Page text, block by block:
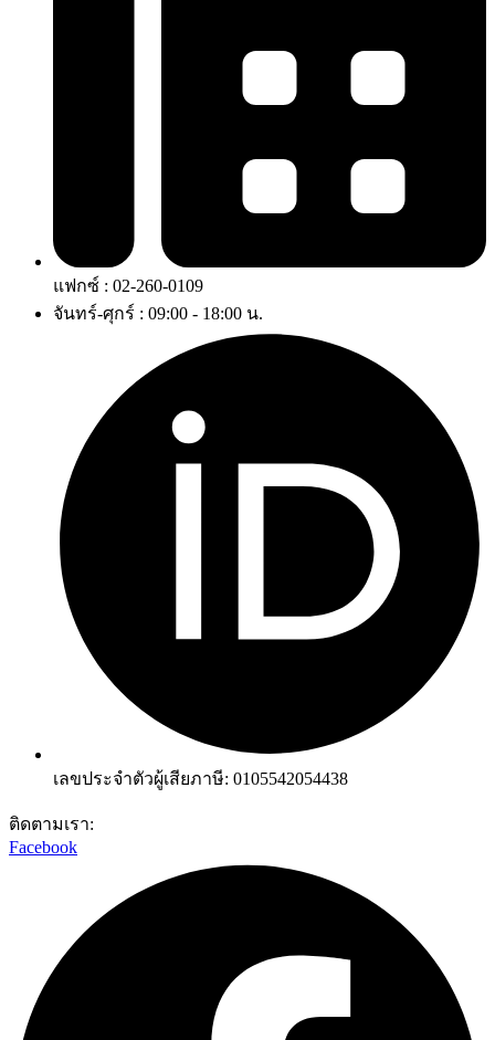
แฟกซ์ : 02-260-0109
จันทร์-ศุกร์ : 09:00 - 18:00 น.
เลขประจำตัวผู้เสียภาษี: 0105542054438
ติดตามเรา:
Facebook